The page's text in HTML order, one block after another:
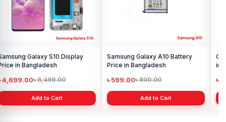
Galaxy S10 Display
in Bangladesh
4,699.00৳ 6,499.00
Add to Cart
Samsung Galaxy A10 Battery
Price in Bangladesh
৳ 599.00৳ 800.00
Add to Cart
in
৳